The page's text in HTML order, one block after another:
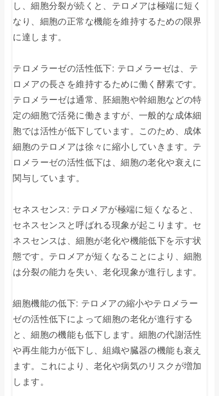
し、細胞分裂が続くと、テロメアは極端に短く
なり、細胞の正常な機能を維持するための限界
に達します。
テロメラーゼの活性低下: テロメラーゼは、テ
ロメアの長さを維持するために働く酵素です。
テロメラーゼは通常、胚細胞や幹細胞などの特
定の細胞で活発に働きますが、一般的な成体細
胞では活性が低下しています。このため、成体
細胞のテロメアは徐々に縮小していきます。テ
ロメラーゼの活性低下は、細胞の老化や衰えに
関与しています。
セネスセンス: テロメアが極端に短くなると、
セネスセンスと呼ばれる現象が起こります。セ
ネスセンスは、細胞が老化や機能低下を示す状
態です。テロメアが短くなることにより、細胞
は分裂の能力を失い、老化現象が進行します。
細胞機能の低下: テロメアの縮小やテロメラー
ゼの活性低下によって細胞の老化が進行する
と、細胞の機能も低下します。細胞の代謝活性
や再生能力が低下し、組織や臓器の機能も衰え
ます。これにより、老化や病気のリスクが増加
します。